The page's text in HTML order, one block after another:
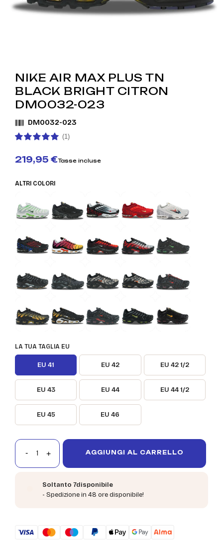
NIKE AIR MAX PLUS TN
BLACK BRIGHT CITRON
DM0032-023
DM0032-023
(1)
219,95 €Tasse incluse
ALTRI COLORI
LA TUA TAGLIA EU
EU 41 EU 42 EU 42 1/2
EU 43 EU 44 EU 44 1/2
EU 45 EU 46
AGGIUNGI AL CARRELLO
Soltanto 7disponibile
- Spedizione in 48 ore disponibile!